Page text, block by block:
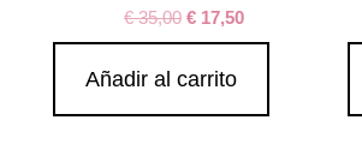
€35,00 €17,50
Añadir al carrito